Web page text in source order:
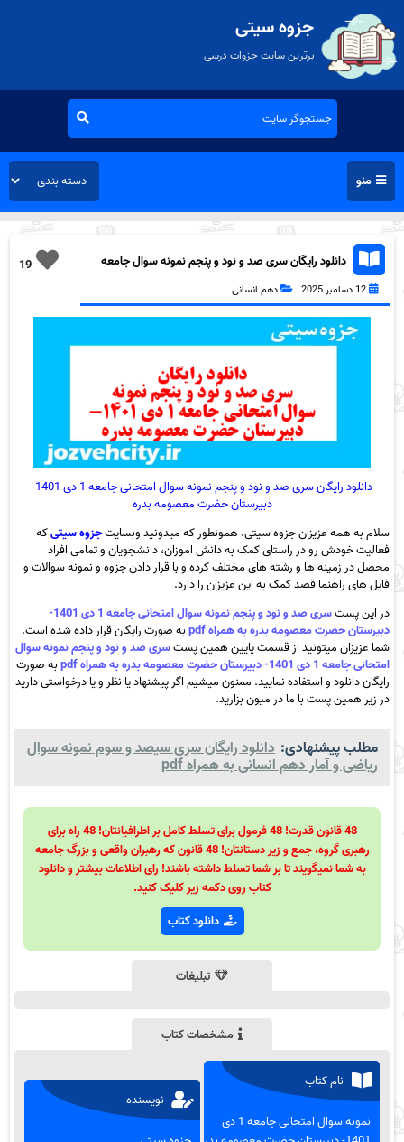
جزوه سیتی
برترین سایت جزوات درسی
منو
19
دانلود رایگان سری صد و نود و پنجم نمونه سوال جامعه
شناسی دهم انسانی به همراه pdf
12 دسامبر 2025 دهم انسانی
دانلود رایگان سری صد و نود و پنجم نمونه سوال امتحانی جامعه 1 دی 1401-
دبیرستان حضرت معصومه بدره
سلام به همه عزیزان جزوه سیتی، همونطور که میدونید وبسایتجزوه سیتیکه
فعالیت خودش رو در راستای کمک به دانش اموزان، دانشجویان و تمامی افراد
محصل در زمینه ها و رشته های مختلف کرده و با قرار دادن جزوه و نمونه سوالات و
فایل های راهنما قصد کمک به این عزیزان را دارد.
در این پست
سری صد و نود و پنجم نمونه سوال امتحانی جامعه 1 دی 1401-
دبیرستان حضرت معصومه بدره به همراه pdf
به صورت رایگان قرار داده شده است.
شما عزیزان میتونید از قسمت پایین همین پستسری صد و نود و پنجم نمونه سوال
امتحانی جامعه 1 دی 1401- دبیرستان حضرت معصومه بدره به همراه pdf
به صورت
رایگان دانلود و استفاده نمایید. ممنون میشیم اگر پیشنهاد یا نظر و یا درخواستی دارید
در زیر همین پست با ما در میون بزارید.
مطلب پیشنهادی: دانلود رایگان سری سیصد و سوم نمونه سوال
ریاضی و آمار دهم انسانی به همراه pdf
48 قانون قدرت! 48 فرمول برای تسلط کامل بر اطرافیانتان! 48 راه برای
رهبری گروه، جمع و زیر دستانتان! 48 قانون که رهبران واقعی و بزرگ جامعه
به شما نمیگویند تا بر شما تسلط داشته باشند! رای اطلاعات بیشتر و دانلود
کتاب روی دکمه زیر کلیک کنید.
دانلود کتاب
تبلیغات
مشخصات کتاب
نام کتاب
نمونه سوال امتحانی جامعه 1 دی
نویسنده